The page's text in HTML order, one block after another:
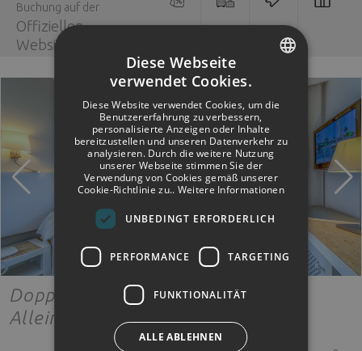
Buchung auf der
Offiziellen
Website
Doppel-/ Zweibettzimmer zur
Alleinbenutzung standart
SPANISH
ENGLISH
GERMAN
Diese Webseite
verwendet Cookies.
Diese Website verwendet Cookies, um die
Benutzererfahrung zu verbessern,
personalisierte Anzeigen oder Inhalte
bereitzustellen und unseren Datenverkehr zu
analysieren. Durch die weitere Nutzung
unserer Webseite stimmen Sie der
Verwendung von Cookies gemäß unserer
Cookie-Richtlinie zu.. Weitere Informationen
UNBEDINGT ERFORDERLICH
PERFORMANCE TARGETING
FUNKTIONALITÄT
ALLE ABLEHNEN